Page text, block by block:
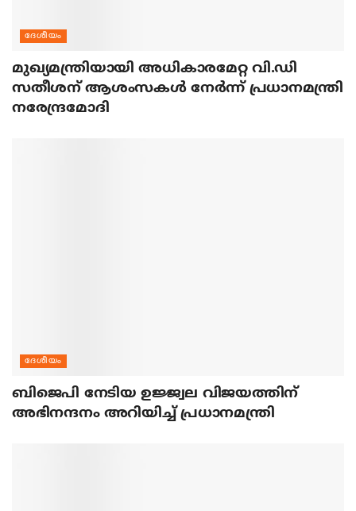
ദേശീയം
മുഖ്യമന്ത്രിയായി അധികാരമേറ്റ വി.ഡി
സതീശന് ആശംസകള്‍ നേര്‍ന്ന് പ്രധാനമന്ത്രി
നരേന്ദ്രമോദി
ദേശീയം
ബിജെപി നേടിയ ഉജ്ജ്വല വിജയത്തിന്
അഭിനന്ദനം അറിയിച്ച് പ്രധാനമന്ത്രി